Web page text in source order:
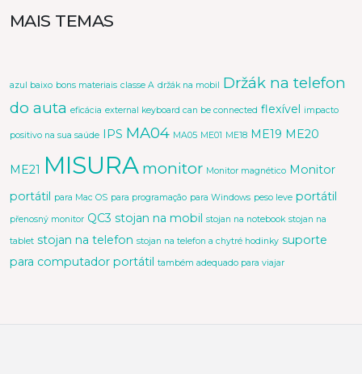
MAIS TEMAS
azul baixo bons materiais classe A držák na mobil Držák na telefon
do auta eficácia external keyboard can be connected flexível impacto
positivo na sua saúde IPS MA04 MA05 ME01 ME18 ME19 ME20
ME21 MISURA monitor Monitor magnético Monitor
portátil para Mac OS para programação para Windows peso leve portátil
přenosný monitor QC3 stojan na mobil stojan na notebook stojan na
tablet stojan na telefon stojan na telefon a chytré hodinky suporte
para computador portátil também adequado para viajar